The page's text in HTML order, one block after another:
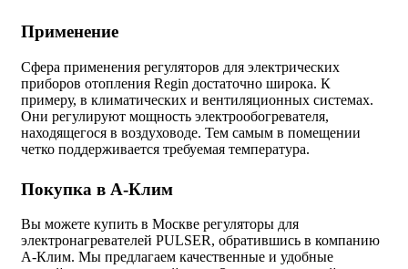
Применение
Сфера применения регуляторов для электрических
приборов отопления Regin достаточно широка. К
примеру, в климатических и вентиляционных системах.
Они регулируют мощность электрообогревателя,
находящегося в воздуховоде. Тем самым в помещении
четко поддерживается требуемая температура.
Покупка в А-Клим
Вы можете купить в Москве регуляторы для
электронагревателей PULSER, обратившись в компанию
А-Клим. Мы предлагаем качественные и удобные